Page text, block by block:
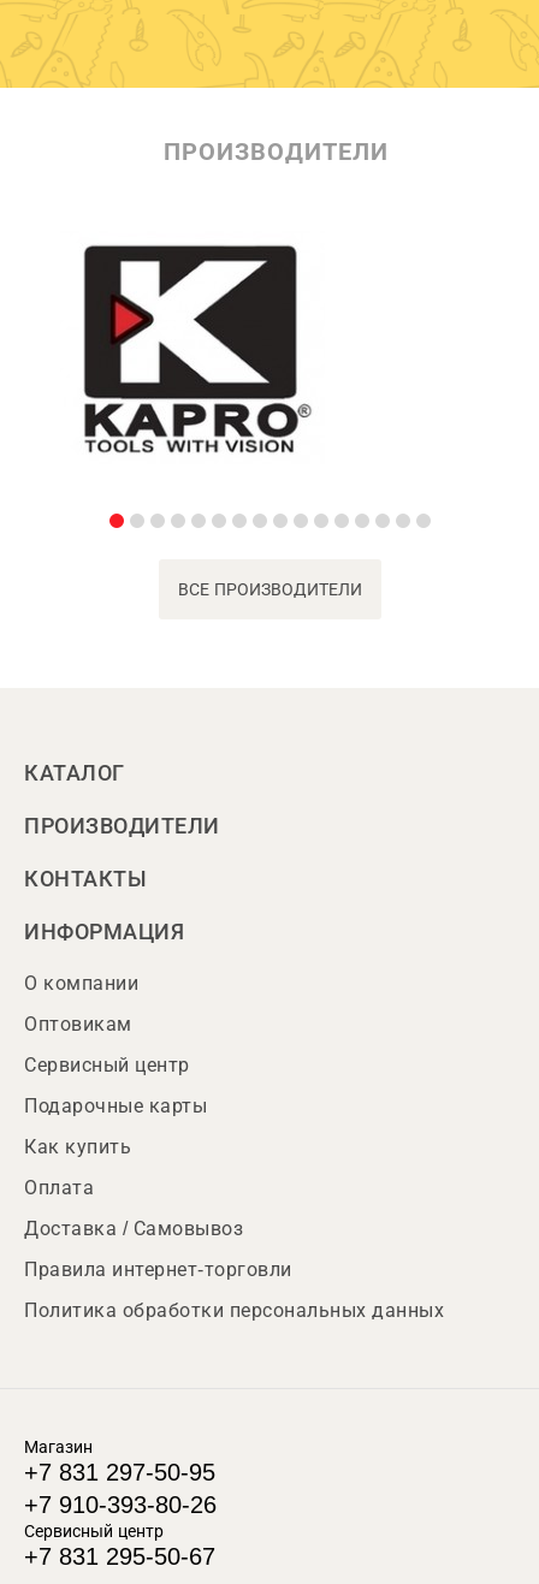
ПРОИЗВОДИТЕЛИ
ВСЕ ПРОИЗВОДИТЕЛИ
КАТАЛОГ
ПРОИЗВОДИТЕЛИ
КОНТАКТЫ
ИНФОРМАЦИЯ
О компании
Оптовикам
Сервисный центр
Подарочные карты
Как купить
Оплата
Доставка / Самовывоз
Правила интернет-торговли
Политика обработки персональных данных
Магазин
+7 831 297-50-95
+7 910-393-80-26
Сервисный центр
+7 831 295-50-67